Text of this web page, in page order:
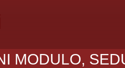
MODULO,